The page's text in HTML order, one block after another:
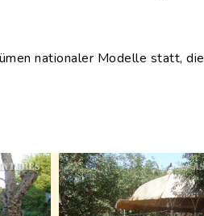
nationaler Modelle statt, die